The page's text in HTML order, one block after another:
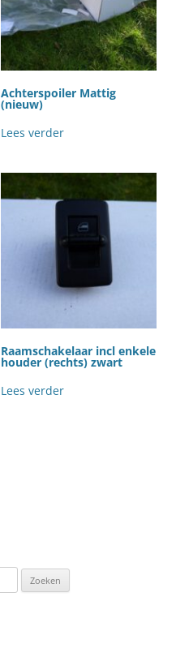
Achterspoiler Mattig
(nieuw)
Lees verder
Raamschakelaar incl enkele
houder (rechts) zwart
Lees verder